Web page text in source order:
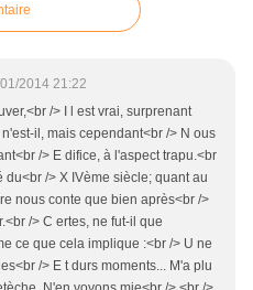
2014 21:22
/> I l est vrai, surprenant
il, mais cependant<br /> N ous
/> E difice, à l'aspect trapu.<br
du<br /> X IVème siècle; quant au
nous conte que bien après<br />
/> C ertes, ne fut-il que
ce que cela implique :<br /> U ne
/> E t durs moments... M'a plu